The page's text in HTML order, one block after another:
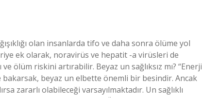
olan insanlarda tifo ve daha sonra ölüme yol
ek olarak, noravirüs ve hepatit -a virüsleri de
ölüm riskini artırabilir. Beyaz un sağlıksız mı? “Enerji
bakarsak, beyaz un elbette önemli bir besindir. Ancak
zararlı olabileceği varsayılmaktadır. Un sağlıklı